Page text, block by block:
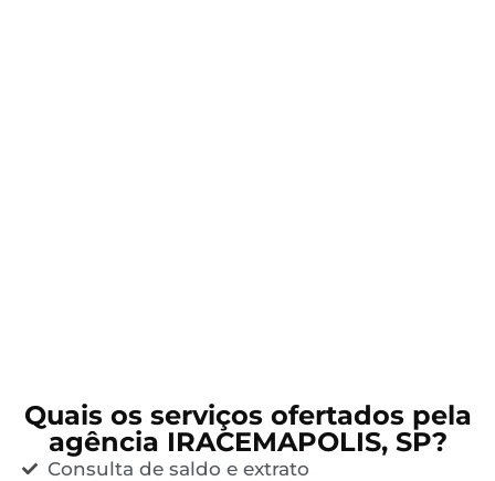
Quais os serviços ofertados pela
agência IRACEMAPOLIS, SP?
Consulta de saldo e extrato